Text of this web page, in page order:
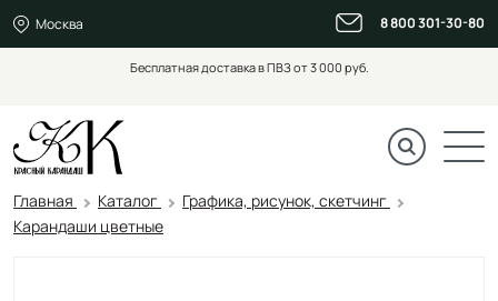
Москва 8 800 301-30-80
Бесплатная доставка в ПВЗ от 3 000 руб.
Главная Каталог
Графика, рисунок, скетчинг
Карандаши цветные